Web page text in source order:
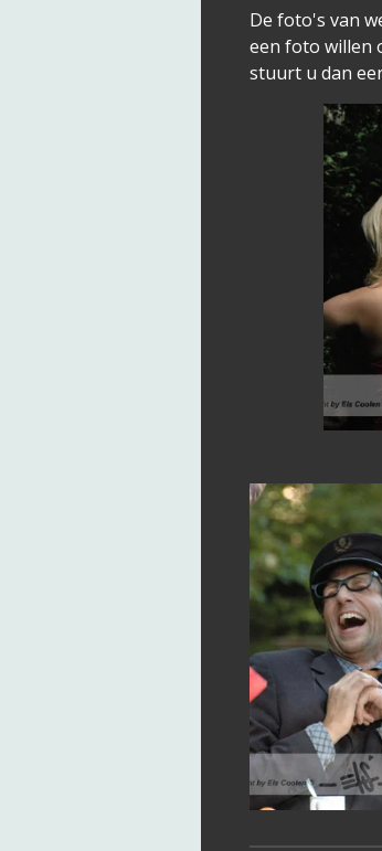
De foto's van
een foto willen
stuurt u dan